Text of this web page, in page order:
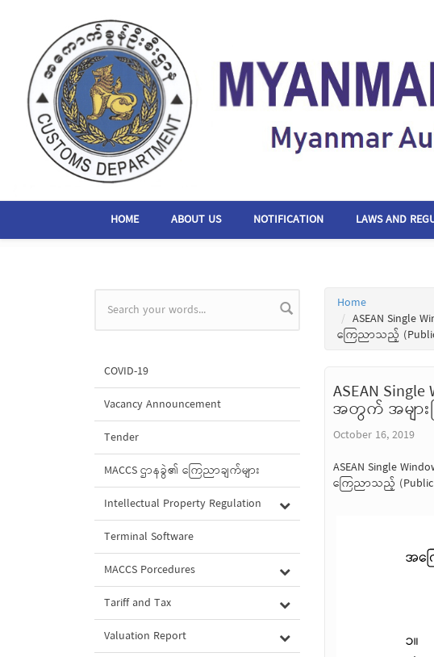
HOME ABOUT US NOTIFICATION LAWS AND
Search form
COVID-19
Vacancy Announcement
Tender
MACCS ဌာနခွဲ၏ ကြေညာချက်များ
Intellectual Property Regulation
Terminal Software
MACCS Porcedures
Tariff and Tax
Valuation Report
Home
ASEAN
ကြေညာသည့် (Public
ASEAN
အတွက် အများ
October 16, 2019
ASEAN Single
ကြေညာသည့် (Public